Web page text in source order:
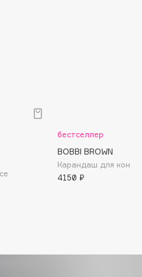
бестселлер
BOBBI BROWN
Карандаш для
4150 ₽